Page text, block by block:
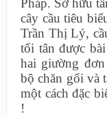
cây cầu tiêu
Trần Thị Lý,
tối tân được
hai giường
bộ chăn gối và
một cách đặc
!